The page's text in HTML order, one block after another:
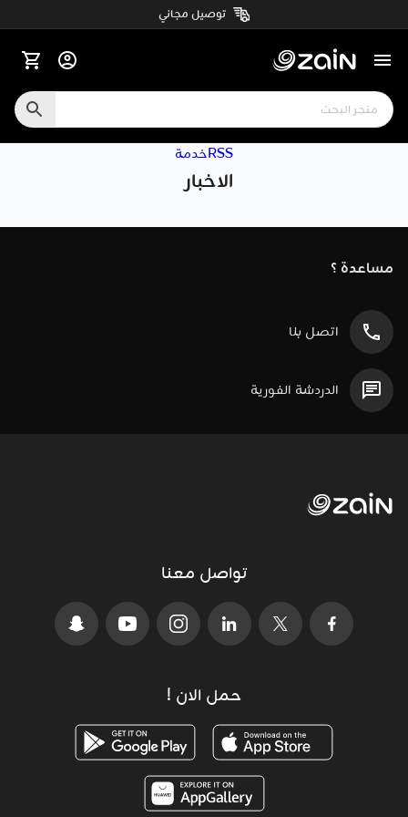
توصيل مجاني
RSSخدمة
الاخبار
مساعدة ؟
اتصل بنا
الدردشة الفورية
تواصل معنا
حمل الان !